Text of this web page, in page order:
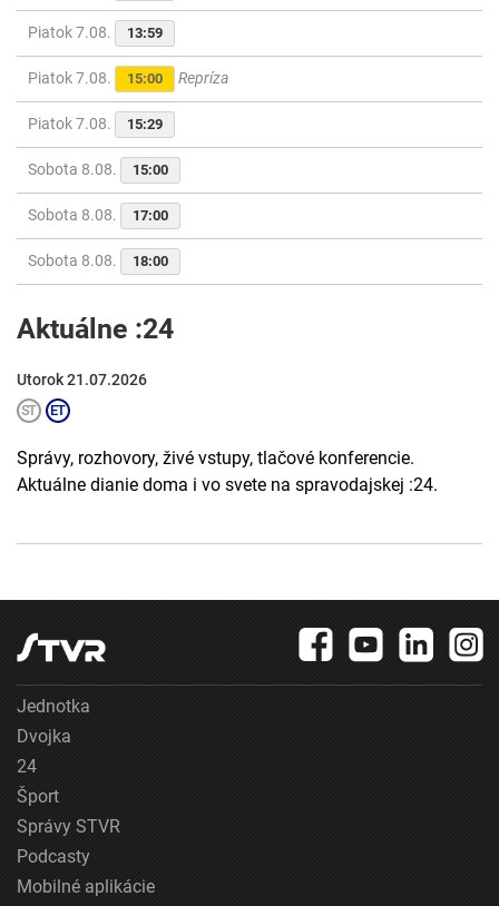
Piatok 7.08. 13:59
Piatok 7.08. 15:00 Repríza
Piatok 7.08. 15:29
Sobota 8.08. 15:00
Sobota 8.08. 17:00
Sobota 8.08. 18:00
Aktuálne :24
Utorok 21.07.2026
Správy, rozhovory, živé vstupy, tlačové konferencie.
Aktuálne dianie doma i vo svete na spravodajskej :24.
Jednotka
Dvojka
24
Šport
Správy STVR
Podcasty
Mobilné aplikácie